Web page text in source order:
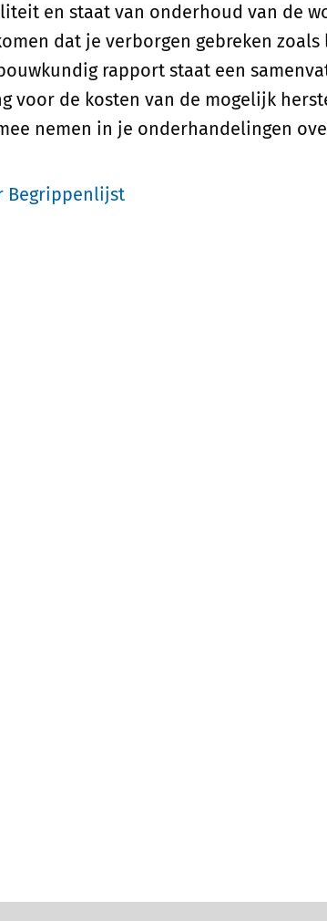
en staat van onderhoud van de
dat je verborgen gebreken
rapport staat een
voor de kosten van de mogelijk
nemen in je onderhandelingen
Begrippenlijst